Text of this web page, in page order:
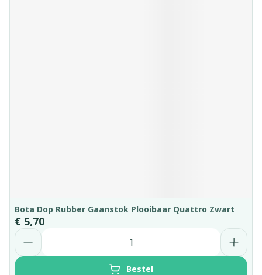
Bota Dop Rubber Gaanstok Plooibaar Quattro Zwart
€ 5,70
Aantal
Bestel